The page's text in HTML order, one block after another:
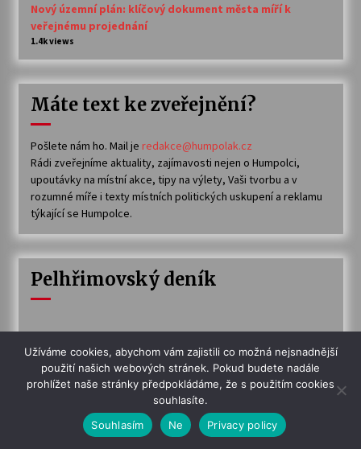
Nový územní plán: klíčový dokument města míří k
veřejnému projednání
1.4k views
Máte text ke zveřejnění?
Pošlete nám ho. Mail je redakce@humpolak.cz
Rádi zveřejníme aktuality, zajímavosti nejen o Humpolci,
upoutávky na místní akce, tipy na výlety, Vaši tvorbu a v
rozumné míře i texty místních politických uskupení a reklamu
týkající se Humpolce.
Pelhřimovský deník
Užíváme cookies, abychom vám zajistili co možná nejsnadnější
použití našich webových stránek. Pokud budete nadále
prohlížet naše stránky předpokládáme, že s použitím cookies
souhlasíte.
Souhlasím
Ne Privacy policy